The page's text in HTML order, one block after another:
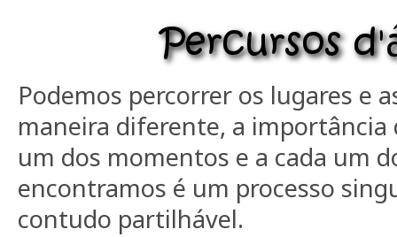
Podemos percorrer os lugares e
maneira diferente, a importância
um dos momentos e a cada um
encontramos é um processo
contudo partilhável.